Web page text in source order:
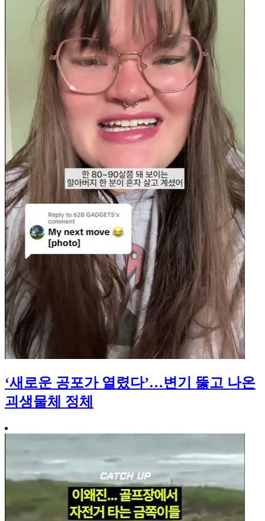
‘새로운 공포가 열렸다’…변기 뚫고 나온
괴생물체 정체